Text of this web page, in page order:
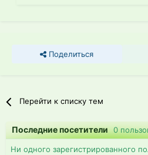
Поделиться
Перейти к списку тем
Последние посетители0
Ни одного зарегистрированного